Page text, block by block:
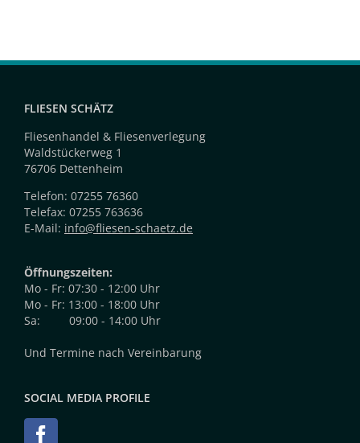
FLIESEN SCHÄTZ
Fliesenhandel & Fliesenverlegung
Waldstückerweg 1
76706 Dettenheim
Telefon: 07255 76360
Telefax: 07255 763636
E-Mail: info@fliesen-schaetz.de
Öffnungszeiten:
Mo - Fr: 07:30 - 12:00 Uhr
Mo - Fr: 13:00 - 18:00 Uhr
Sa: 09:00 - 14:00 Uhr
Und Termine nach Vereinbarung
SOCIAL MEDIA PROFILE